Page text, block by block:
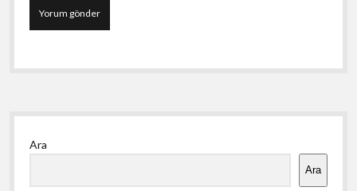
Yan
Menü
Ara
Ara